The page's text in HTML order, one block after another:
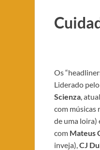
Os
Liderado
Scienza,
com músicas
de uma loira)
com Mateus
inveja),CJ